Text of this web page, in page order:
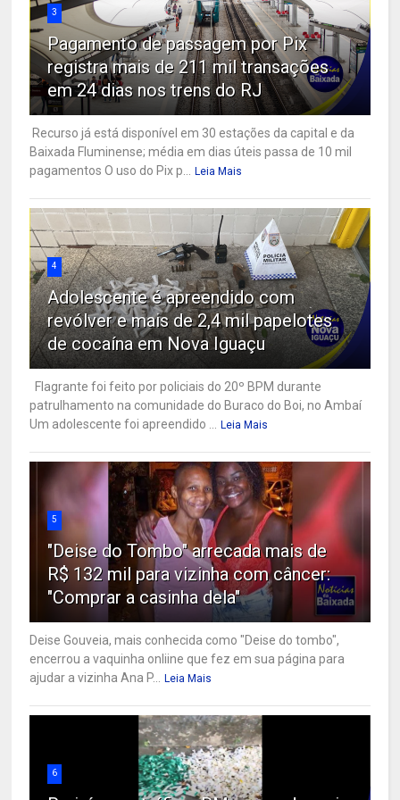
3
Pagamento de passagem por Pix
registra mais de 211 mil transações
em 24 dias nos trens do RJ
Recurso já está disponível em 30 estações da capital e da
Baixada Fluminense; média em dias úteis passa de 10 mil
pagamentos O uso do Pix p...
Leia Mais
4
Adolescente é apreendido com
revólver e mais de 2,4 mil papelotes
de cocaína em Nova Iguaçu
Flagrante foi feito por policiais do 20º BPM durante
patrulhamento na comunidade do Buraco do Boi, no Ambaí
Um adolescente foi apreendido ...
Leia Mais
5
"Deise do Tombo" arrecada mais de
R$ 132 mil para vizinha com câncer:
"Comprar a casinha dela"
Deise Gouveia, mais conhecida como "Deise do tombo",
encerrou a vaquinha onliine que fez em sua página para
ajudar a vizinha Ana P...
Leia Mais
6